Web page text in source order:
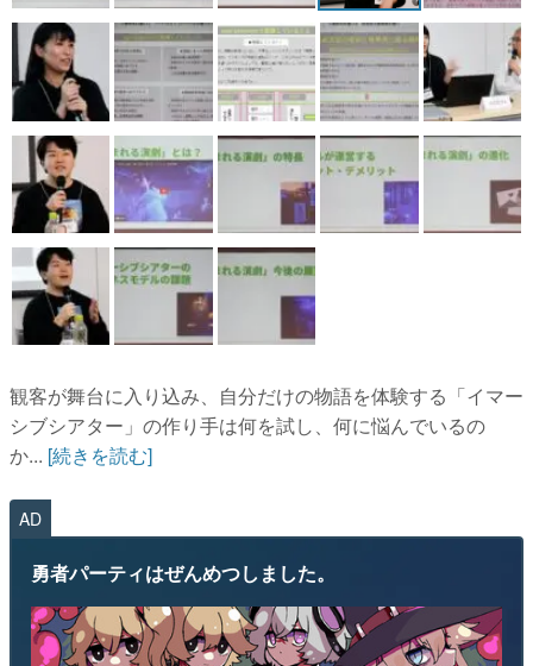
観客が舞台に入り込み、自分だけの物語を体験する「イマー
シブシアター」の作り手は何を試し、何に悩んでいるの
か... [続きを読む]
AD
勇者パーティはぜんめつしました。